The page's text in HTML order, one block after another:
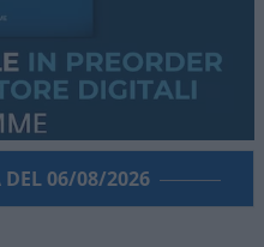
DEL 06/08/2026